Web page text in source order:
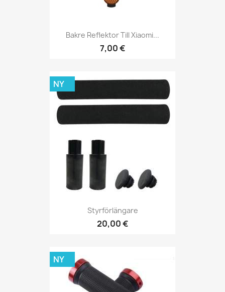
Bakre Reflektor Till Xiaomi...
7,00 €
Styrförlängare
20,00 €
NY
NY